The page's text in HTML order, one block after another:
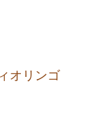
オリンゴ